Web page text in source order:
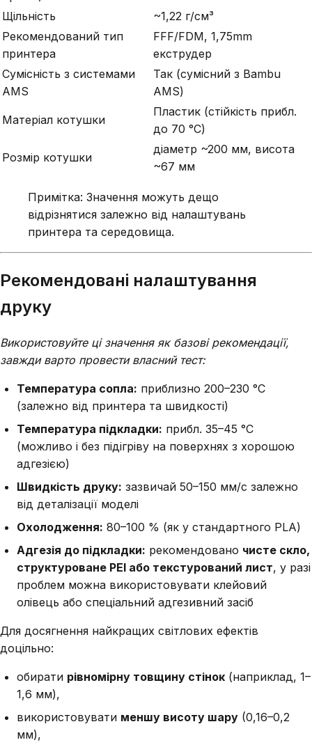
Щільність
~1,22 г/см³
Рекомендований тип
принтера
FFF/FDM, 1,75mm
екструдер
Сумісність з системами
AMS
Так (сумісний з Bambu
AMS)
Матеріал котушки
Пластик (стійкість прибл.
до 70 °C)
Розмір котушки
діаметр ~200 мм, висота
~67 мм
Примітка: Значення можуть дещо
відрізнятися залежно від налаштувань
принтера та середовища.
Рекомендовані налаштування
друку
Використовуйте ці значення як базові рекомендації,
завжди варто провести власний тест:
Температура сопла: приблизно 200–230 °C
(залежно від принтера та швидкості)
Температура підкладки: прибл. 35–45 °C
(можливо і без підігріву на поверхнях з хорошою
адгезією)
Швидкість друку: зазвичай 50–150 мм/с залежно
від деталізації моделі
Охолодження: 80–100 % (як у стандартного PLA)
Адгезія до підкладки: рекомендовано чисте скло,
структуроване PEI або текстурований лист, у разі
проблем можна використовувати клейовий
олівець або спеціальний адгезивний засіб
Для досягнення найкращих світлових ефектів
доцільно:
обирати рівномірну товщину стінок (наприклад, 1–
1,6 мм),
використовувати меншу висоту шару (0,16–0,2
мм),